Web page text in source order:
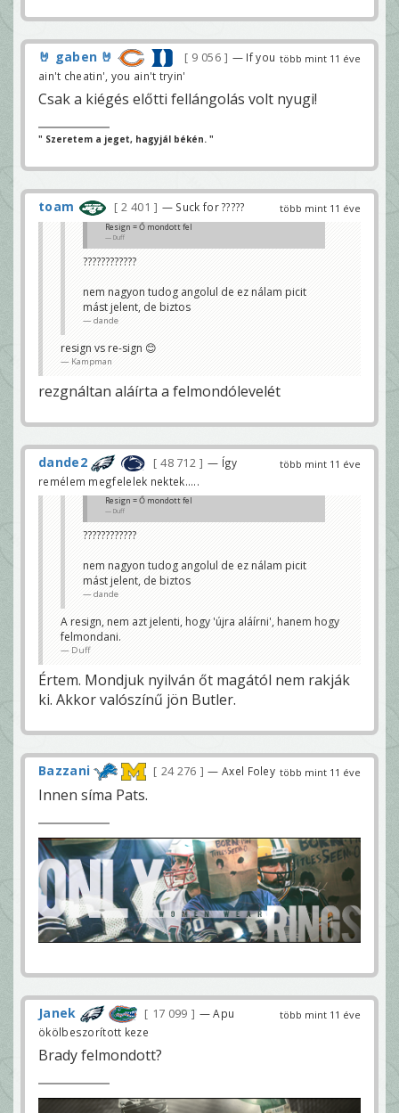
több mint 11 éve
🤘 gaben 🤘 9 056
— If you
ain't cheatin', you ain't tryin'
Csak a kiégés előtti fellángolás volt nyugi!
" Szeretem a jeget, hagyjál békén. "
több mint 11 éve
toam 2 401 — Suck for ?????
Resign = Ő mondott fel
Duff
????????????
nem nagyon tudog angolul de ez nálam picit
mást jelent, de biztos
dande
resign vs re-sign 😊
Kampman
rezgnáltan aláírta a felmondólevelét
több mint 11 éve
dande2 48 712
— Így
remélem megfelelek nektek.....
Resign = Ő mondott fel
Duff
????????????
nem nagyon tudog angolul de ez nálam picit
mást jelent, de biztos
dande
A resign, nem azt jelenti, hogy 'újra aláírni', hanem hogy
felmondani.
Duff
Értem. Mondjuk nyilván őt magától nem rakják
ki. Akkor valószínű jön Butler.
több mint 11 éve
Bazzani 24 276 — Axel Foley
Innen síma Pats.
több mint 11 éve
Janek 17 099
— Apu
ökölbeszorított keze
Brady felmondott?